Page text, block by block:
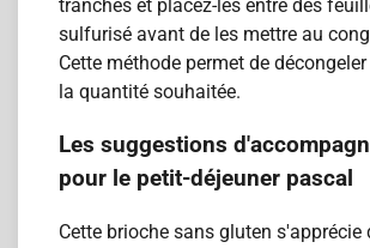
tranches et placez-les entre des
sulfurisé avant de les mettre au
Cette méthode permet de
la quantité souhaitée.
Les suggestions
pour le petit-déjeuner pascal
Cette brioche sans gluten s'apprécie